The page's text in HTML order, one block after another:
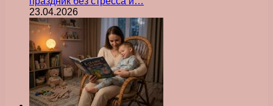
23.04.2026